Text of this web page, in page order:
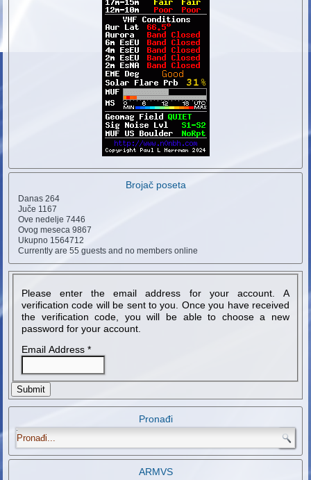
Brojač poseta
Danas264
Juče 1167
Ove nedelje7446
Ovog meseca9867
Ukupno 1564712
Currently are 55 guests and no members online
Please enter the email address for your account. A
verification code will be sent to you. Once you have received
the verification code, you will be able to choose a new
password for your account.
Email Address*
Submit
Pronađi
.
ARMVS